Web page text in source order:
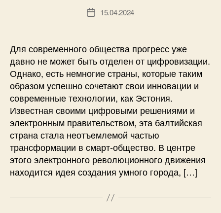
Дата15.04.2024
Для современного общества прогресс уже
давно не может быть отделен от цифровизации.
Однако, есть немногие страны, которые таким
образом успешно сочетают свои инновации и
современные технологии, как Эстония.
Известная своими цифровыми решениями и
электронным правительством, эта балтийская
страна стала неотъемлемой частью
трансформации в смарт-общество. В центре
этого электронного революционного движения
находится идея создания умного города, […]